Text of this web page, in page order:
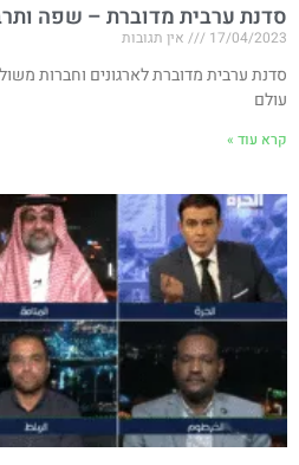
סדנת ערבית מדוברת – שפה
17/04/2023 אין תגובות
סדנת ערבית מדוברת לארגונים וחברות
עולם
קרא עוד »